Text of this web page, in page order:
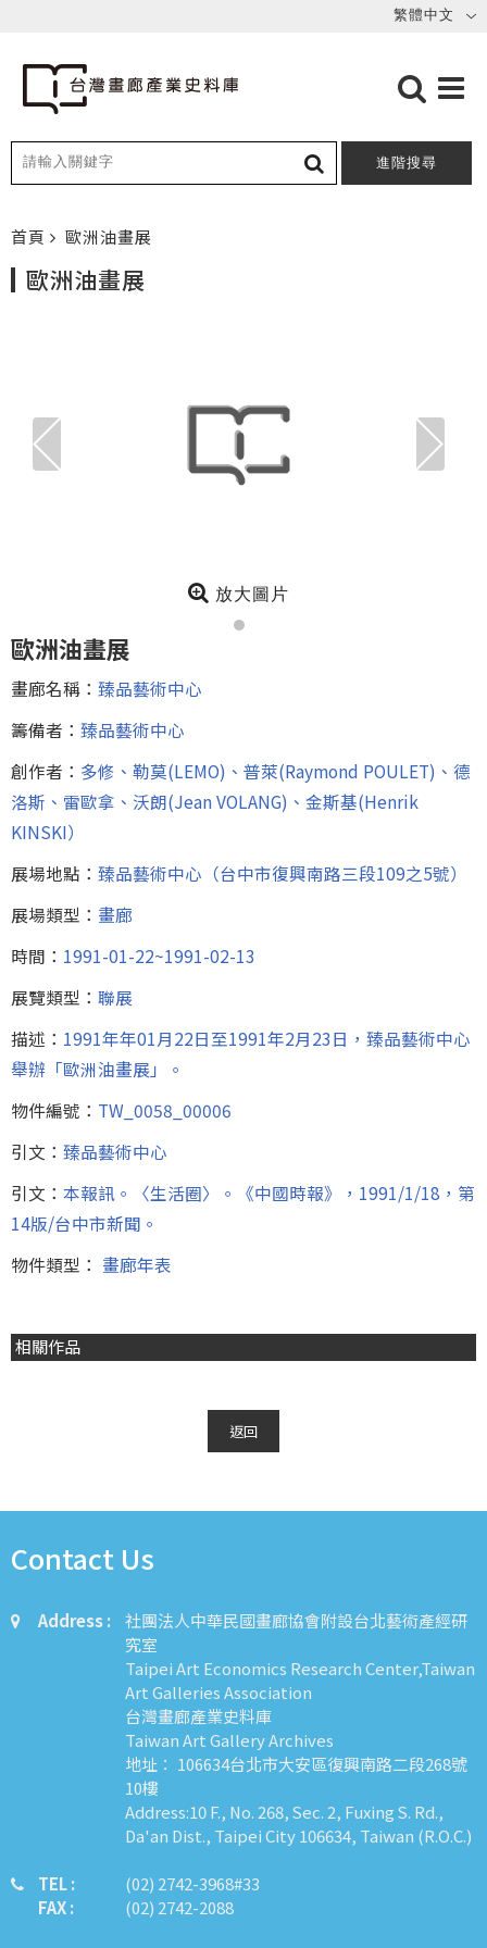
進階搜尋
首頁 歐洲油畫展
歐洲油畫展
放大圖片
歐洲油畫展
畫廊名稱： 臻品藝術中心
籌備者： 臻品藝術中心
創作者： 多修、勒莫(LEMO)、普萊(Raymond POULET)、德
洛斯、雷歐拿、沃朗(Jean VOLANG)、金斯基(Henrik
KINSKI）
展場地點： 臻品藝術中心（台中市復興南路三段109之5號）
展場類型： 畫廊
時間： 1991-01-22~1991-02-13
展覽類型： 聯展
描述： 1991年年01月22日至1991年2月23日，臻品藝術中心
舉辦「歐洲油畫展」。
物件編號： TW_0058_00006
引文： 臻品藝術中心
引文： 本報訊。〈生活圈〉。《中國時報》，1991/1/18，第
14版/台中市新聞。
物件類型： 畫廊年表
相關作品
返回
Contact Us
Address :
社團法人中華民國畫廊協會附設台北藝術產經研
究室
Taipei Art Economics Research Center,Taiwan
Art Galleries Association
台灣畫廊產業史料庫
Taiwan Art Gallery Archives
地址： 106634台北市大安區復興南路二段268號
10樓
Address:10 F., No. 268, Sec. 2, Fuxing S. Rd.,
Da'an Dist., Taipei City 106634, Taiwan (R.O.C.)
TEL :
FAX :
​​​​(02) 2742-3968#33
(02) 2742-2088